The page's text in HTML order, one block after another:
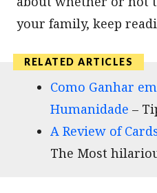
your family, keep
Como Ganhar
Humanidade –
A Review of
The Most